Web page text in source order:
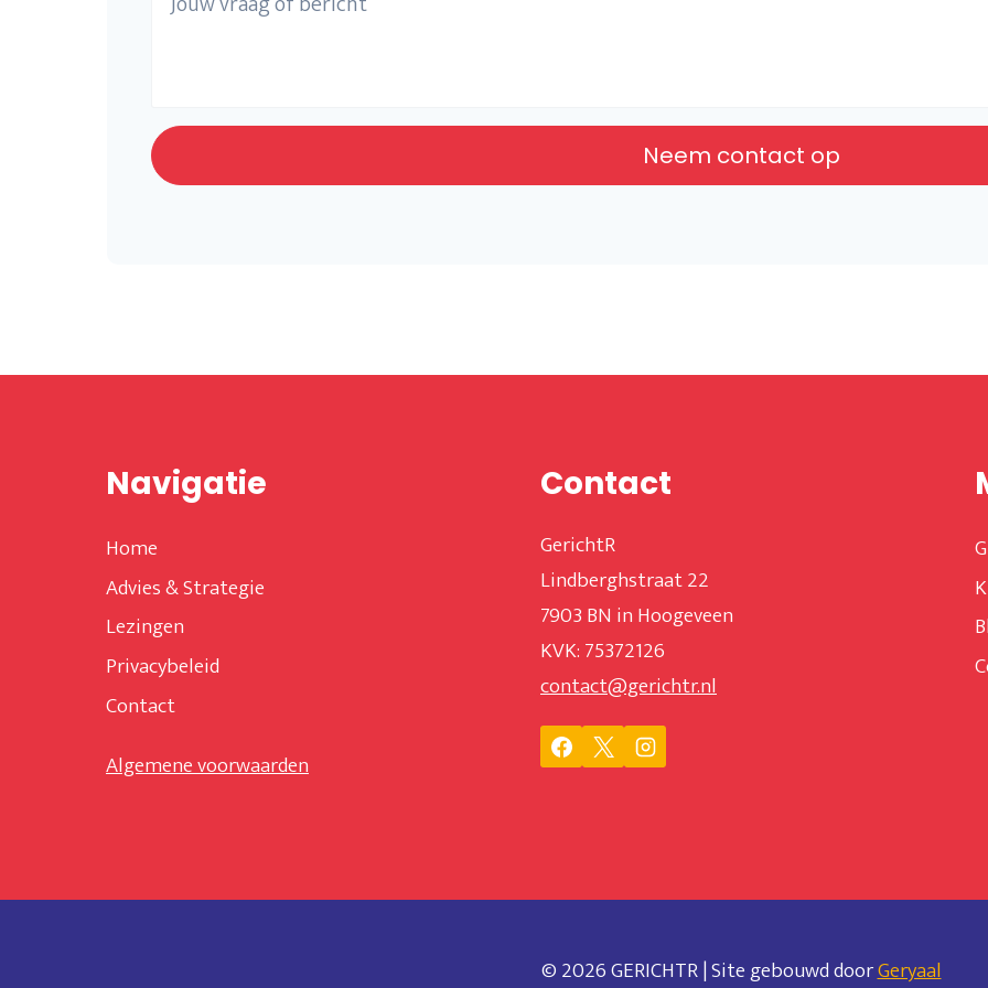
Neem contact op
Navigatie
Home
Advies & Strategie
Lezingen
Privacybeleid
Contact
Algemene voorwaarden
Contact
GerichtR
Lindberghstraat 22
7903 BN in Hoogeveen
KVK: 75372126
contact@gerichtr.nl
© 2026 GERICHTR | Site gebouwd doorGeryaal